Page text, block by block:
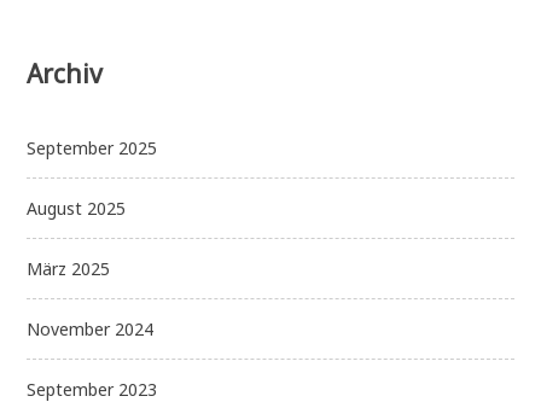
Archiv
September 2025
August 2025
März 2025
November 2024
September 2023